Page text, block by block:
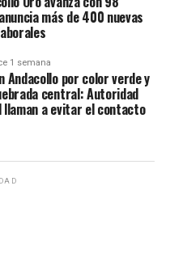
más de 400 nuevas
1 semana
Andacollo por color verde y
central: Autoridad
llaman a evitar el contacto